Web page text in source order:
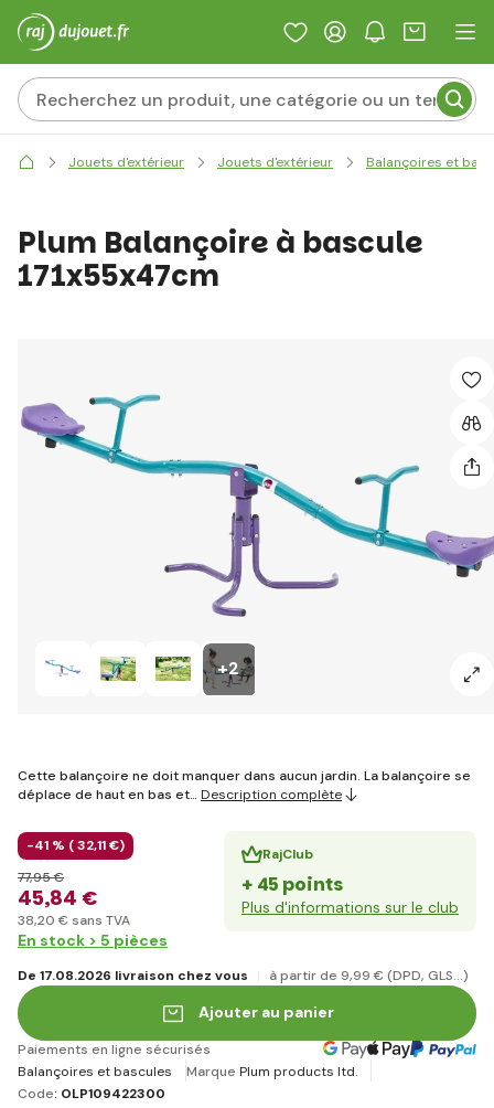
Jouets d'extérieur Jouets d'extérieur Balançoires et
+2
Plum Balançoire à bascule
171x55x47cm
Cette balançoire ne doit manquer dans aucun jardin. La balançoire se
déplace de haut en bas et… Description complète
-41 % (32,11 €)
45,84 €
77,95 €
38,20 € sans TVA
RajClub
+ 45 points
Plus d'informations sur le club
En stock > 5 pièces
De 17.08.2026 livraison chez vous à partir de 9,99 € (DPD, GLS...)
Ajouter au panier
Paiements en ligne sécurisés
Balançoires et bascules
Marque Plum products ltd.
Code: OLP109422300